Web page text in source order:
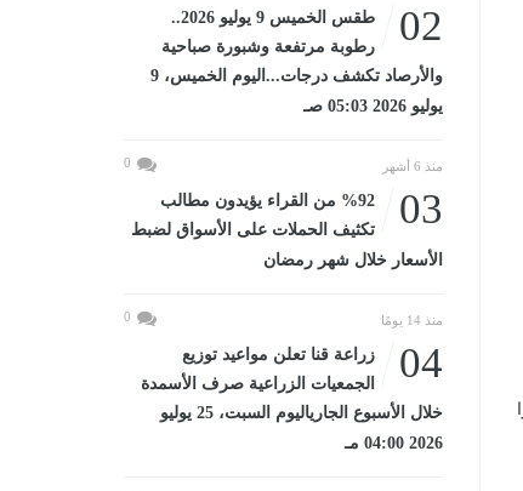
02
طقس الخميس 9 يوليو 2026..
رطوبة مرتفعة وشبورة صباحية
والأرصاد تكشف درجات...اليوم الخميس، 9
يوليو 2026 05:03 صـ
منذ 6 أشهر 0
03
%92 من القراء يؤيدون مطالب
تكثيف الحملات على الأسواق لضبط
الأسعار خلال شهر رمضان
منذ 14 يومًا 0
04
زراعة قنا تعلن مواعيد توزيع
الجمعيات الزراعية صرف الأسمدة
خلال الأسبوع الجارياليوم السبت، 25 يوليو
2026 04:00 مـ